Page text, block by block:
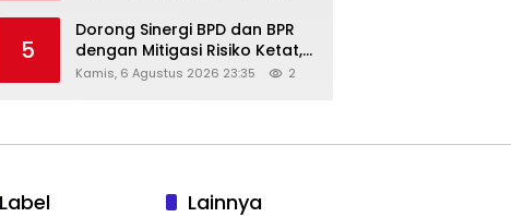
5
Dorong Sinergi BPD dan BPR
dengan Mitigasi Risiko Ketat,
Ini Penjelasan Ketum
Kamis, 6 Agustus 2026 23:35 2
Label Lainnya